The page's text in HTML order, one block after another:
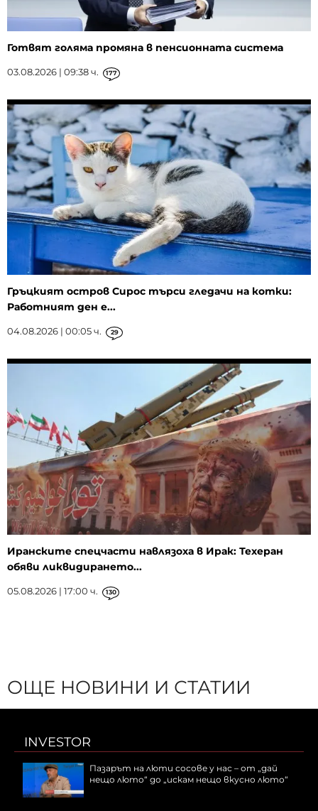
Готвят голяма промяна в пенсионната система
03.08.2026 | 09:38 ч. 177
Гръцкият остров Сирос търси гледачи на котки:
Работният ден е...
04.08.2026 | 00:05 ч. 29
Иранските спецчасти навлязоха в Ирак: Техеран
обяви ликвидирането...
05.08.2026 | 17:00 ч. 130
ОЩЕ НОВИНИ И СТАТИИ
INVESTOR
Пазарът на люти сосове у нас – от „дай
нещо люто“ до „искам нещо вкусно люто“